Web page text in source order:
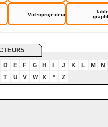
Videoprojecteur
D E F G H J K L M N
T
U V W X Y Z